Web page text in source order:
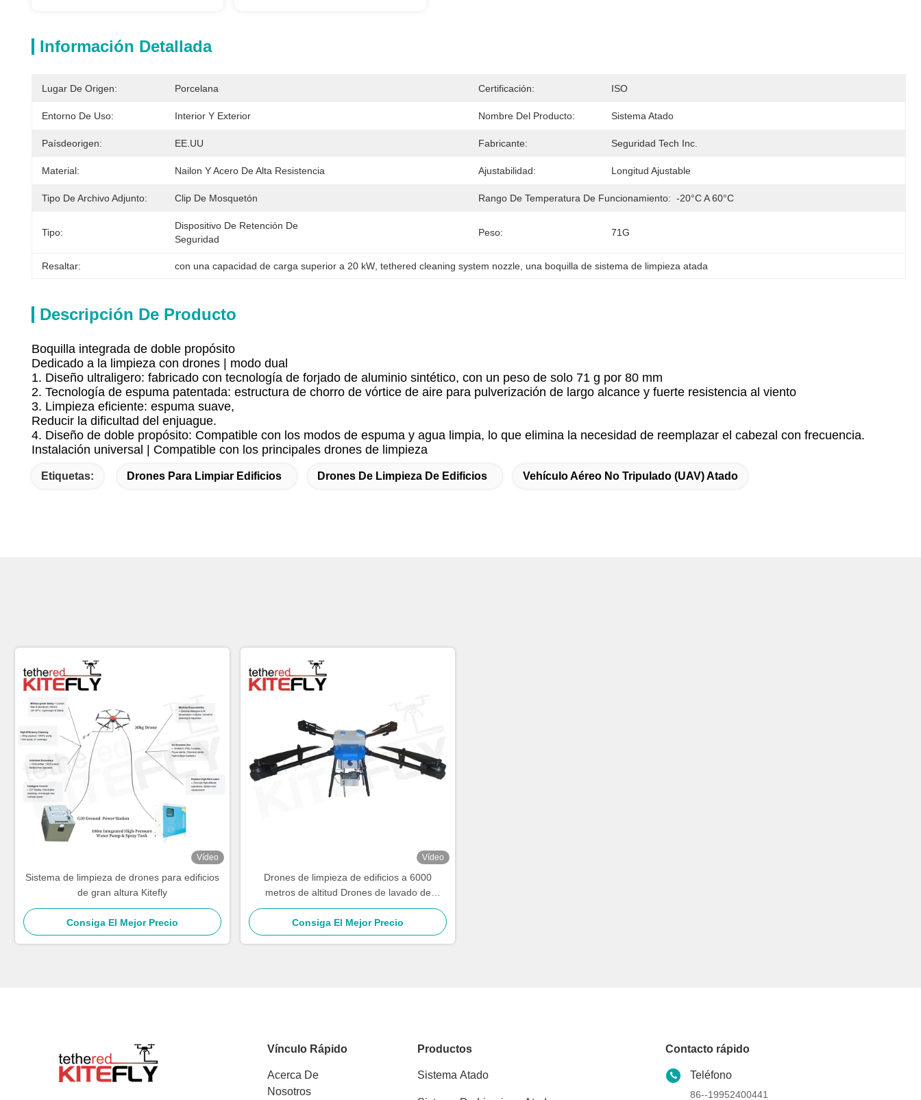
Información Detallada
Lugar De Origen: Porcelana Certificación: ISO
Entorno De Uso: Interior Y Exterior Nombre Del Producto: Sistema Atado
Paísdeorigen: EE.UU Fabricante: Seguridad Tech Inc.
Material: Nailon Y Acero De Alta Resistencia Ajustabilidad: Longitud Ajustable
Tipo De Archivo Adjunto: Clip De Mosquetón Rango De Temperatura De Funcionamiento: -20°C A 60°C
Tipo:
Dispositivo De Retención De
Seguridad
Peso: 71G
Resaltar: con una capacidad de carga superior a 20 kW tethered cleaning system nozzle una boquilla de sistema de limpieza atada
Descripción De Producto
Boquilla integrada de doble propósito
Dedicado a la limpieza con drones | modo dual
1. Diseño ultraligero: fabricado con tecnología de forjado de aluminio sintético, con un peso de solo 71 g por 80 mm
2. Tecnología de espuma patentada: estructura de chorro de vórtice de aire para pulverización de largo alcance y fuerte resistencia al viento
3. Limpieza eficiente: espuma suave,
Reducir la dificultad del enjuague.
4. Diseño de doble propósito: Compatible con los modos de espuma y agua limpia, lo que elimina la necesidad de reemplazar el cabezal con frecuencia.
Instalación universal | Compatible con los principales drones de limpieza
Etiquetas: Drones Para Limpiar Edificios Drones De Limpieza De Edificios Vehículo Aéreo No Tripulado (UAV) Atado
Vídeo
Sistema de limpieza de drones para edificios
de gran altura Kitefly
Consiga El Mejor Precio
Vídeo
Drones de limpieza de edificios a 6000
metros de altitud Drones de lavado de
energía Drones SF-90X-150 Kitefly
Consiga El Mejor Precio
Vínculo Rápido
Acerca De
Nosotros
Productos
Sistema Atado
Contacto rápido
Teléfono
86--19952400441